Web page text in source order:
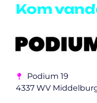
Kom
Podium 19
4337 WV